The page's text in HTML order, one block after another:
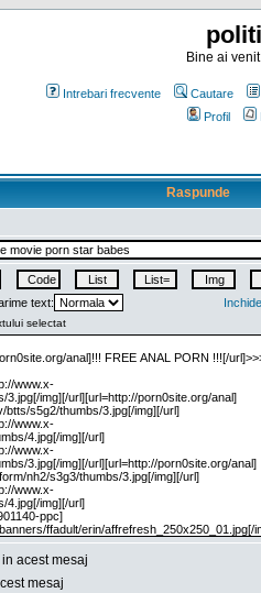
Bine ai
Intrebari frecvente Cautare
Profil
Raspunde
text:
acest mesaj
mesaj